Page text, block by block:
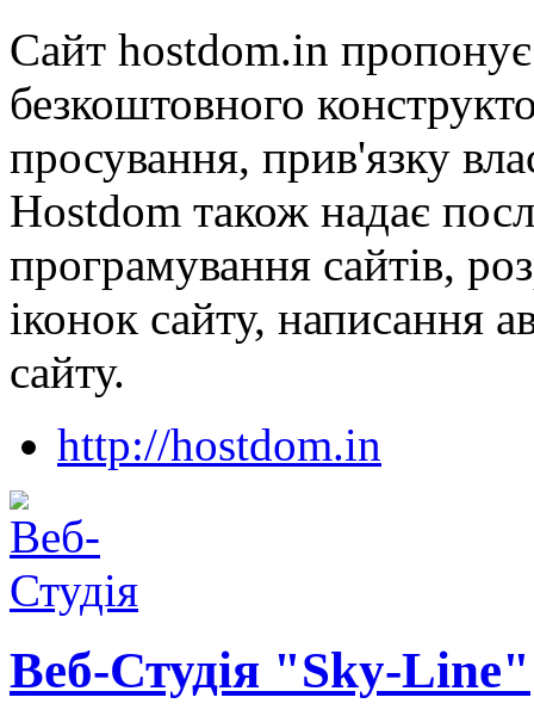
Сайт hostdom.in пропонує
безкоштовного
просування, прив'язку
Hostdom також надає
програмування сайтів,
іконок сайту, написання
сайту.
http://hostdom.in
Веб-Студія "Sky-Line"